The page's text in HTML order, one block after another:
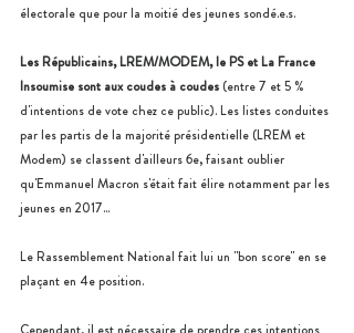
électorale que pour la moitié des jeunes sondé.e.s.
Les Républicains, LREM/MODEM, le PS et La France
Insoumise sont aux coudes à coudes (entre 7 et 5 %
d'intentions de vote chez ce public). Les listes conduites
par les partis de la majorité présidentielle (LREM et
Modem) se classent d'ailleurs 6e, faisant oublier
qu'Emmanuel Macron s'était fait élire notamment par les
jeunes en 2017...
Le Rassemblement National fait lui un "bon score" en se
plaçant en 4e position.